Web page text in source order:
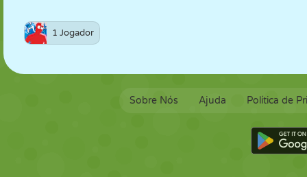
1 Jogador
Sobre Nós Ajuda Política de